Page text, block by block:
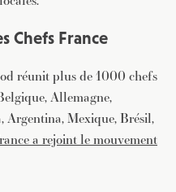
Chefs France
réunit plus de 1000 chefs
Allemagne,
Argentina, Mexique, Brésil,
a rejoint le mouvement